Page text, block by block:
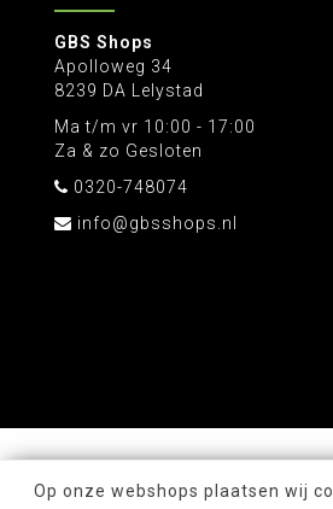
GBS Shops
Apolloweg 34
8239 DA Lelystad
Ma t/m vr 10:00 - 17:00
Za & zo Gesloten
0320-748074
info@gbsshops.nl
Op onze webshops plaatsen wij